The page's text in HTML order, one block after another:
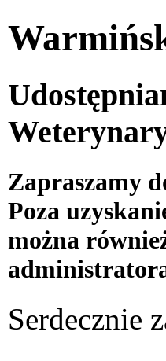
Zapraszamy
Poza
można
Serdecznie